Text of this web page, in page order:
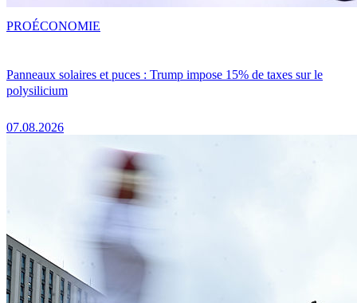
Panneaux solaires et puces : Trump impose 15% de taxes sur le
polysilicium
07.08.2026
PROÉCONOMIE